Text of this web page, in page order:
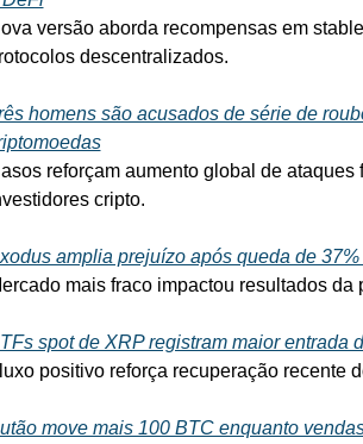
versão aborda recompensas em
descentralizados.
homens são acusados de série de
reforçam aumento global de ataques
cripto.
amplia prejuízo após queda de 37%
mais fraco impactou resultados da
spot de XRP registram maior entrada
positivo reforça recuperação recente
move mais 100 BTC enquanto